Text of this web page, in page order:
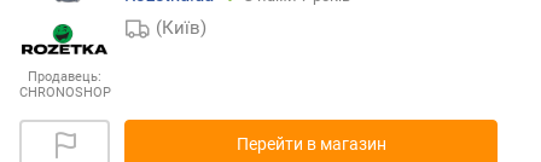
Продавець:
CHRONOSHOP
(Київ)
Перейти в магазин